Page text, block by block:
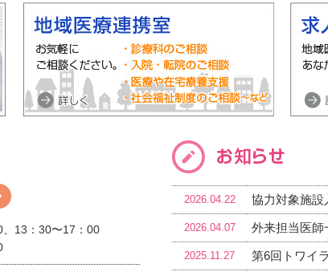
13：30〜17：00
2026.04.22 協力対象施設
2026.04.07 外来担当医師
2025.11.27 第6回トワイ